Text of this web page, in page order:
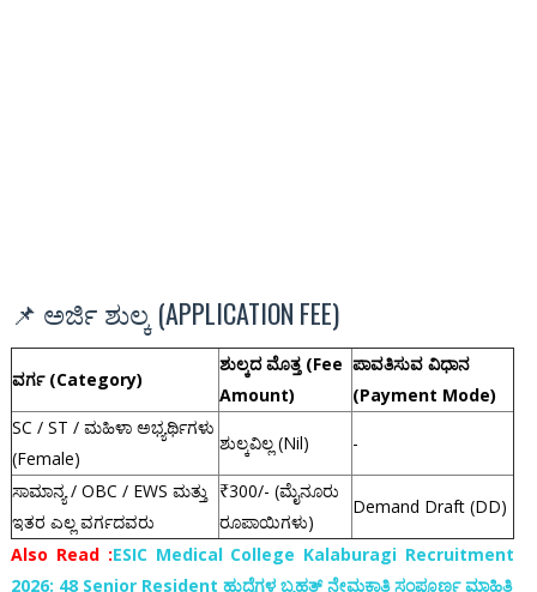
📌 ಅರ್ಜಿ ಶುಲ್ಕ (APPLICATION FEE)
ವರ್ಗ (Category)
ಶುಲ್ಕದ ಮೊತ್ತ (Fee
Amount)
ಪಾವತಿಸುವ ವಿಧಾನ
(Payment Mode)
SC / ST / ಮಹಿಳಾ ಅಭ್ಯರ್ಥಿಗಳು
(Female)
ಶುಲ್ಕವಿಲ್ಲ (Nil) -
ಸಾಮಾನ್ಯ / OBC / EWS ಮತ್ತು
ಇತರ ಎಲ್ಲ ವರ್ಗದವರು
₹300/- (ಮೈನೂರು
ರೂಪಾಯಿಗಳು)
Demand Draft (DD)
Also Read :ESIC Medical College Kalaburagi Recruitment
2026: 48 Senior Resident ಹುದ್ದೆಗಳ ಬೃಹತ್ ನೇಮಕಾತಿ ಸಂಪೂರ್ಣ ಮಾಹಿತಿ